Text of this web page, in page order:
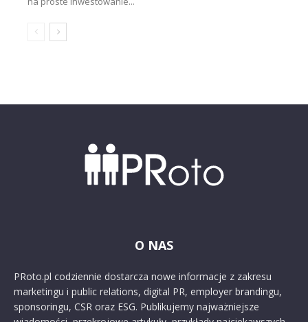
O NAS
PRoto.pl codziennie dostarcza nowe informacje z zakresu
marketingu i public relations, digital PR, employer brandingu,
sponsoringu, CSR oraz ESG. Publikujemy najważniejsze